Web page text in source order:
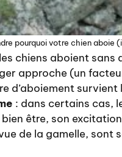
pourquoi votre chien aboie
chiens aboient sans
approche (un
d’aboiement
: dans certains cas,
être, son
de la gamelle,